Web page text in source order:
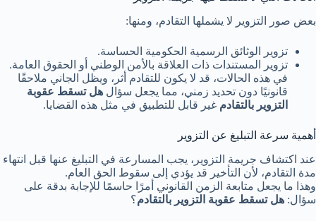
بعض صور التزوير لا يشملها التقادم، ومنها:
تزوير الوثائق الرسمية الحكومية الحساسة.
تزوير المستندات ذات العلاقة بالأمن الوطني أو الحقوق العامة.
في هذه الحالات، قد لا يكون للتقادم أثر، ويظل الجاني ملاحقًا
قانونيًا دون تحديد زمني، مما يجعل سؤال هل تسقط عقوبة
التزوير بالتقادم غير قابل للتطبيق في مثل هذه القضايا.
أهمية سرعة التبليغ عن التزوير
عند اكتشاف جريمة التزوير، يجب المسارعة في التبليغ عنها قبل انتهاء
مدة التقادم، لأن التأخير قد يؤدي إلى سقوط الحق العام.
وهذا ما يجعل متابعة الزمن القانوني أمرًا حاسمًا للإجابة بدقة على
سؤال: هل تسقط عقوبة التزوير بالتقادم؟